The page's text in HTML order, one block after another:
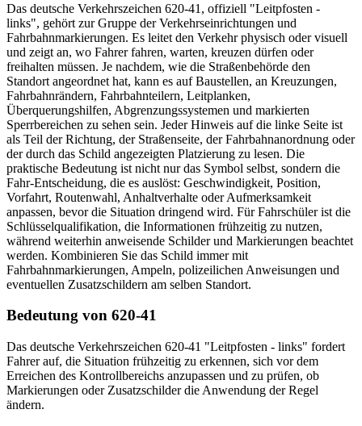
Das deutsche Verkehrszeichen 620-41, offiziell "Leitpfosten -
links", gehört zur Gruppe der Verkehrseinrichtungen und
Fahrbahnmarkierungen. Es leitet den Verkehr physisch oder visuell
und zeigt an, wo Fahrer fahren, warten, kreuzen dürfen oder
freihalten müssen. Je nachdem, wie die Straßenbehörde den
Standort angeordnet hat, kann es auf Baustellen, an Kreuzungen,
Fahrbahnrändern, Fahrbahnteilern, Leitplanken,
Überquerungshilfen, Abgrenzungssystemen und markierten
Sperrbereichen zu sehen sein. Jeder Hinweis auf die linke Seite ist
als Teil der Richtung, der Straßenseite, der Fahrbahnanordnung oder
der durch das Schild angezeigten Platzierung zu lesen. Die
praktische Bedeutung ist nicht nur das Symbol selbst, sondern die
Fahr-Entscheidung, die es auslöst: Geschwindigkeit, Position,
Vorfahrt, Routenwahl, Anhaltverhalte oder Aufmerksamkeit
anpassen, bevor die Situation dringend wird. Für Fahrschüler ist die
Schlüsselqualifikation, die Informationen frühzeitig zu nutzen,
während weiterhin anweisende Schilder und Markierungen beachtet
werden. Kombinieren Sie das Schild immer mit
Fahrbahnmarkierungen, Ampeln, polizeilichen Anweisungen und
eventuellen Zusatzschildern am selben Standort.
Bedeutung von 620-41
Das deutsche Verkehrszeichen 620-41 "Leitpfosten - links" fordert
Fahrer auf, die Situation frühzeitig zu erkennen, sich vor dem
Erreichen des Kontrollbereichs anzupassen und zu prüfen, ob
Markierungen oder Zusatzschilder die Anwendung der Regel
ändern.